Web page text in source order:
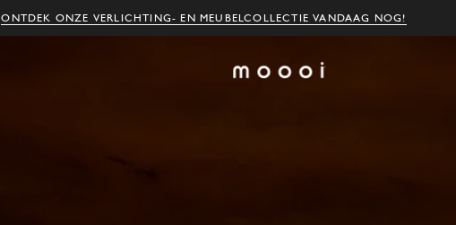
ONTDEK ONZE VERLICHTING- EN MEUBELCOLLECTIE VANDAAG NOG!